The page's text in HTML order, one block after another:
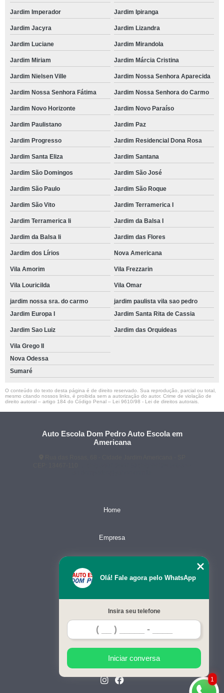
Jardim Imperador Jardim Ipiranga
Jardim Jacyra Jardim Lizandra
Jardim Luciane Jardim Mirandola
Jardim Miriam Jardim Márcia Cristina
Jardim Nielsen Ville Jardim Nossa Senhora Aparecida
Jardim Nossa Senhora Fátima Jardim Nossa Senhora do Carmo
Jardim Novo Horizonte Jardim Novo Paraíso
Jardim Paulistano Jardim Paz
Jardim Progresso Jardim Residencial Dona Rosa
Jardim Santa Eliza Jardim Santana
Jardim São Domingos Jardim São José
Jardim São Paulo Jardim São Roque
Jardim São Vito Jardim Terramerica I
Jardim Terramerica Ii Jardim da Balsa I
Jardim da Balsa Ii Jardim das Flores
Jardim dos Lírios Nova Americana
Vila Amorim Vila Frezzarin
Vila Louricilda Vila Omar
jardim nossa sra. do carmo
jardim paulista vila sao pedro
Jardim Europa I
Jardim Santa Rita de Cassia
Jardim Sao Luiz Jardim das Orquideas
Vila Grego II
Nova Odessa
Sumaré
O conteúdo do texto desta página é de direito reservado. Sua reprodução, parcial ou total,
mesmo citando nossos links, é proibida sem a autorização do autor. Crime de violação de
direito autoral – artigo 184 do Código Penal – Lei 9610/98 - Lei de direitos autorais
Auto Escola Dom Pedro Auto Escola em
Americana
Home
Empresa
Contato
Mapa do site
1
Olá! Fale agora pelo WhatsApp
Insira seu telefone
Iniciar conversa